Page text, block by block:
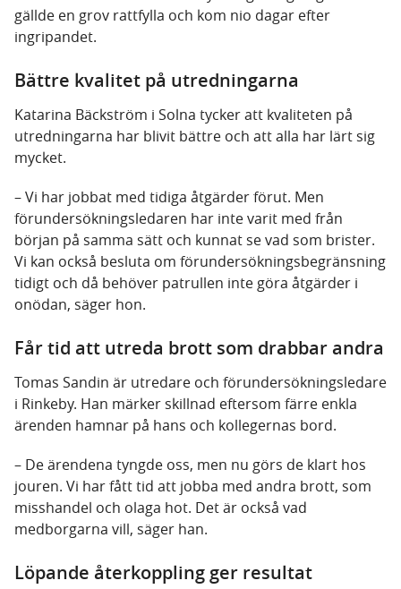
gällde en grov rattfylla och kom nio dagar efter
ingripandet.
Bättre kvalitet på utredningarna
Katarina Bäckström i Solna tycker att kvaliteten på
utredningarna har blivit bättre och att alla har lärt sig
mycket.
– Vi har jobbat med tidiga åtgärder förut. Men
förundersökningsledaren har inte varit med från
början på samma sätt och kunnat se vad som brister.
Vi kan också besluta om förundersökningsbegränsning
tidigt och då behöver patrullen inte göra åtgärder i
onödan, säger hon.
Får tid att utreda brott som drabbar andra
Tomas Sandin är utredare och förundersökningsledare
i Rinkeby. Han märker skillnad eftersom färre enkla
ärenden hamnar på hans och kollegernas bord.
– De ärendena tyngde oss, men nu görs de klart hos
jouren. Vi har fått tid att jobba med andra brott, som
misshandel och olaga hot. Det är också vad
medborgarna vill, säger han.
Löpande återkoppling ger resultat